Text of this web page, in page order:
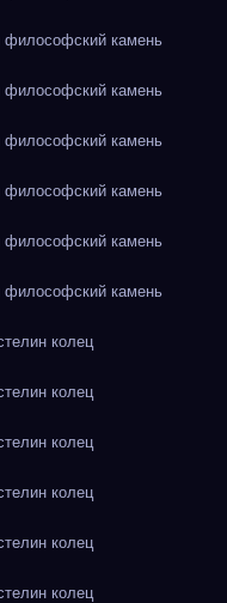
камень
камень
камень
камень
камень
камень
колец
колец
колец
колец
колец
колец